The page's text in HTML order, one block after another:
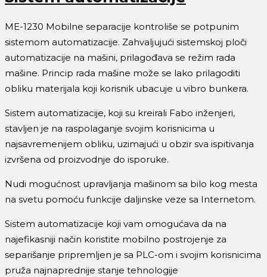
ME-1230 Mobilne separacije kontroliše se potpunim
sistemom automatizacije. Zahvaljujući sistemskoj ploči
automatizacije na mašini, prilagođava se režim rada
mašine. Princip rada mašine može se lako prilagoditi
obliku materijala koji korisnik ubacuje u vibro bunkera.
Sistem automatizacije, koji su kreirali Fabo inženjeri,
stavljen je na raspolaganje svojim korisnicima u
najsavremenijem obliku, uzimajući u obzir sva ispitivanja
izvršena od proizvodnje do isporuke.
Nudi mogućnost upravljanja mašinom sa bilo kog mesta
na svetu pomoću funkcije daljinske veze sa Internetom.
Sistem automatizacije koji vam omogućava da na
najefikasniji način koristite mobilno postrojenje za
separišanje pripremljen je sa PLC-om i svojim korisnicima
pruža najnaprednije stanje tehnologije